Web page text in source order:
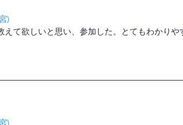
)
て欲しいと思い、参加した。とてもわかり
)